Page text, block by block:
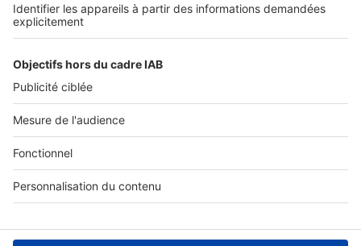
À DÉCOUVRIR
Tout l'immobilier
Toutes les villes
Tous les départements
Toutes les régions
SeLoger © 1992 - 2023
Annonces Immobilières
Paramétrer mes cookies